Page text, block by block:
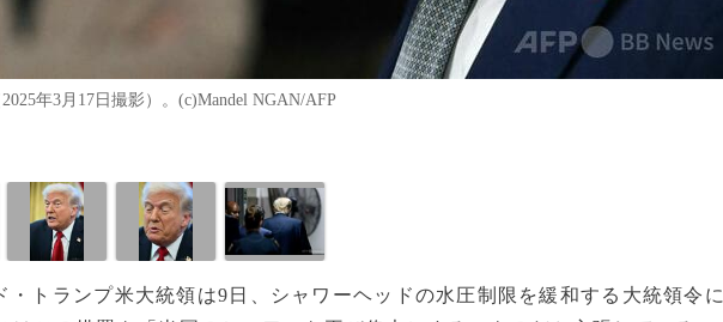
年3月17日撮影）。(c)Mandel NGAN/AFP
・トランプ米大統領は9日、シャワーヘッドの水圧制限を緩和する大統領令に